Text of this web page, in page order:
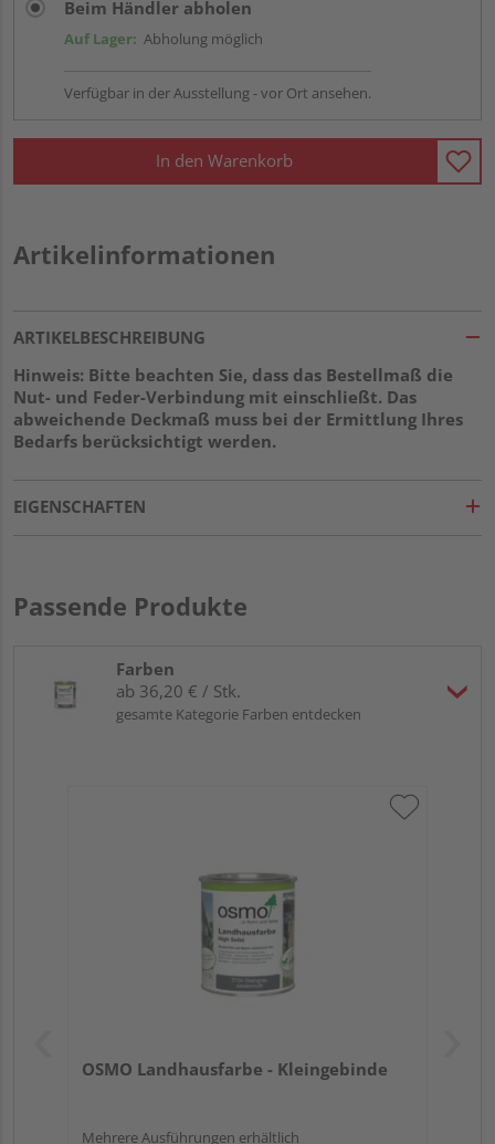
Beim Händler abholen
Auf Lager: Abholung möglich
Verfügbar in der Ausstellung - vor Ort ansehen.
In den Warenkorb
Artikelinformationen
ARTIKELBESCHREIBUNG
Hinweis: Bitte beachten Sie, dass das Bestellmaß die
Nut- und Feder-Verbindung mit einschließt. Das
abweichende Deckmaß muss bei der Ermittlung Ihres
Bedarfs berücksichtigt werden.
EIGENSCHAFTEN
Passende Produkte
Farben
ab 36,20 € / Stk.
gesamte Kategorie Farben entdecken
OSMO Landhausfarbe - Kleingebinde
Mehrere Ausführungen erhältlich